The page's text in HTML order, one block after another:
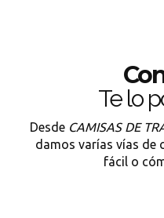
Te lo
Desde CAMISAS DE
damos varías vías de
fácil o